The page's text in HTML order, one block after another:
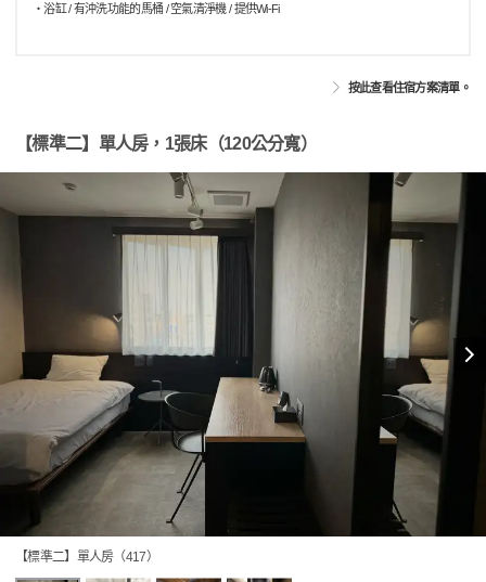
・浴缸 / 有沖洗功能的馬桶 / 空氣清淨機 / 提供Wi-Fi
按此查看住宿方案清單。
【標準二】單人房，1張床（120公分寬）
【標準二】單人房（417）